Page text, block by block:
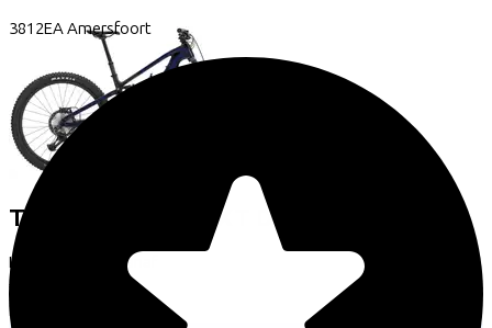
3812EAAmersfoort
Trek Fuel+ EX 9.8 XT Di2 Gen 2
Leaseprijs p/m vanaf
€201,75
Prijs